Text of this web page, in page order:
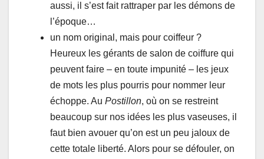
aussi, il s’est fait rattraper par les démons de
l’époque…
un nom original, mais pour coiffeur ?
Heureux les gérants de salon de coiffure qui
peuvent faire – en toute impunité – les jeux
de mots les plus pourris pour nommer leur
échoppe. Au Postillon, où on se restreint
beaucoup sur nos idées les plus vaseuses, il
faut bien avouer qu’on est un peu jaloux de
cette totale liberté. Alors pour se défouler, on